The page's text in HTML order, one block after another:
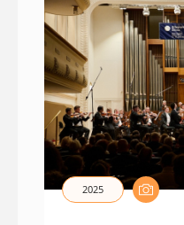
2025